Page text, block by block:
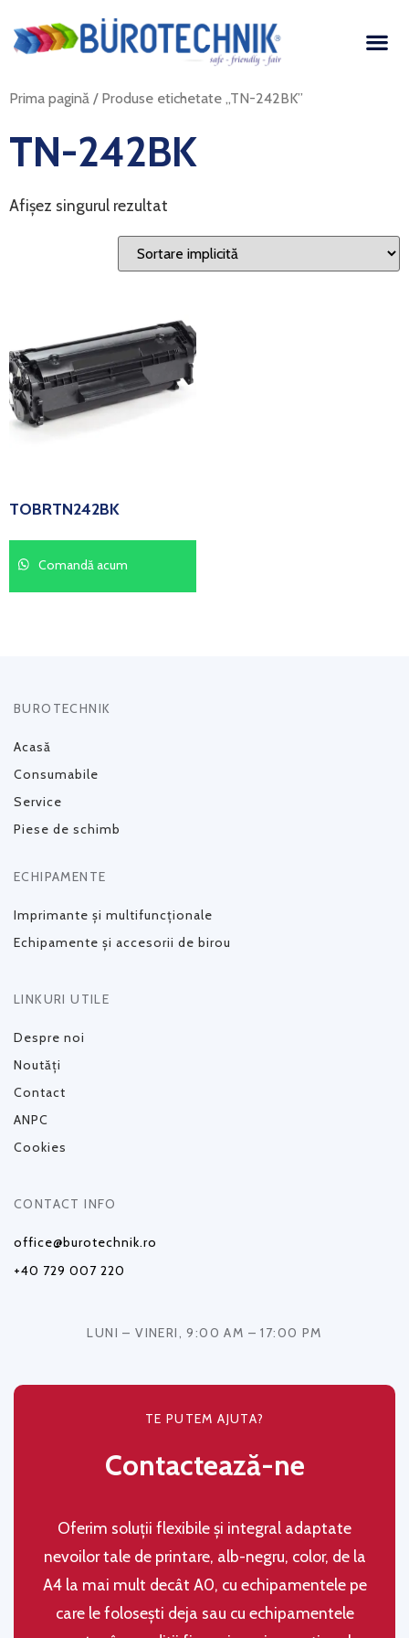
Prima pagină / Produse etichetate „TN-242BK”
TN-242BK
Afișez singurul rezultat
TOBRTN242BK
Comandă acum
BUROTECHNIK
Acasă
Consumabile
Service
Piese de schimb
ECHIPAMENTE
Imprimante și multifuncționale
Echipamente și accesorii de birou
LINKURI UTILE
Despre noi
Noutăți
Contact
ANPC
Cookies
CONTACT INFO
office@burotechnik.ro
+40 729 007 220
LUNI – VINERI, 9:00 AM – 17:00 PM
TE PUTEM AJUTA?
Contactează-ne
Oferim soluţii flexibile şi integral adaptate
nevoilor tale de printare, alb-negru, color, de la
A4 la mai mult decât A0, cu echipamentele pe
care le folosești deja sau cu echipamentele